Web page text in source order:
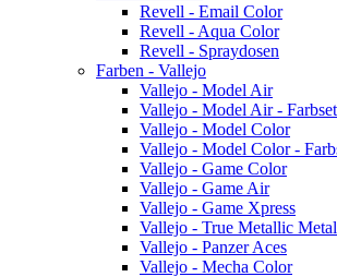
Revell - Email Color
Revell - Aqua Color
Revell - Spraydosen
Farben - Vallejo
Vallejo - Model Air
Vallejo - Model Air -
Vallejo - Model Color
Vallejo - Model Color -
Vallejo - Game Color
Vallejo - Game Air
Vallejo - Game Xpress
Vallejo - True Metallic Metal
Vallejo - Panzer Aces
Vallejo - Mecha Color